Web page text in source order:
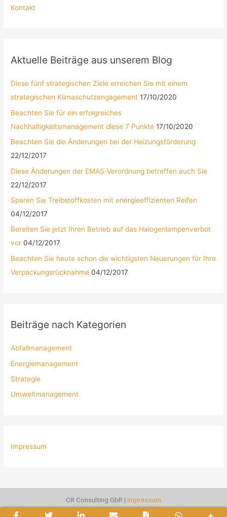
Kontakt
Aktuelle Beiträge aus unserem Blog
Diese fünf strategischen Ziele erreichen Sie mit einem
strategischen Klimaschutzengagement 17/10/2020
Beachten Sie für ein erfolgreiches
Nachhaltigkeitsmanagement diese 7 Punkte 17/10/2020
Beachten Sie die Änderungen bei der Heizungsförderung
22/12/2017
Diese Änderungen der EMAS-Verordnung betreffen auch Sie
22/12/2017
Sparen Sie Treibstoffkosten mit energieeffizienten Reifen
04/12/2017
Bereiten Sie jetzt Ihren Betrieb auf das Halogenlampenverbot
vor 04/12/2017
Beachten Sie heute schon die wichtigsten Neuerungen für Ihre
Verpackungsrücknahme 04/12/2017
Beiträge nach Kategorien
Abfallmanagement
Energiemanagement
Strategie
Umweltmanagement
Impressum
CR Consulting GbR | Impressum